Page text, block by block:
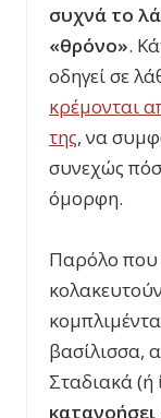
συχνά το
«θρόνο».
οδηγεί σε
κρέμονται
της, να
συνεχώς
όμορφη.
Παρόλο που
βασίλισσα,
Σταδιακά (ή